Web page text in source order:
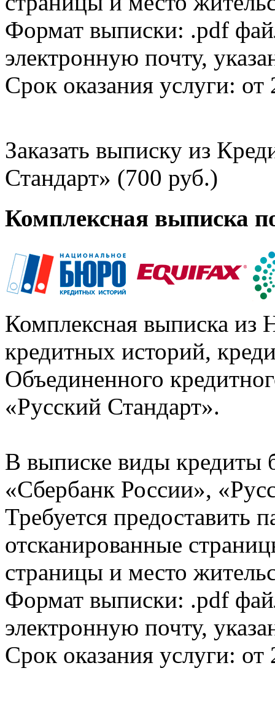
Формат выписки: .pdf
электронную почту,
Срок оказания услуги: от
Заказать выписку из
Стандарт» (700 руб.)
Комплексная выписка
Комплексная выписка из
кредитных историй,
Объединенного
«Русский Стандарт».
В выписке виды кредиты
«Сбербанк России»,
Требуется предоставить
отсканированные
страницы и место
Формат выписки: .pdf
электронную почту,
Срок оказания услуги: от